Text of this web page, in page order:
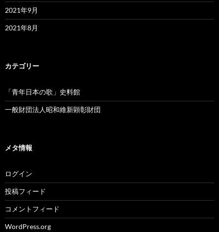
2021年9月
2021年8月
カテゴリー
「青年日本の歌」史料館
一般財団法人昭和維新顕彰財団
メタ情報
ログイン
投稿フィード
コメントフィード
WordPress.org